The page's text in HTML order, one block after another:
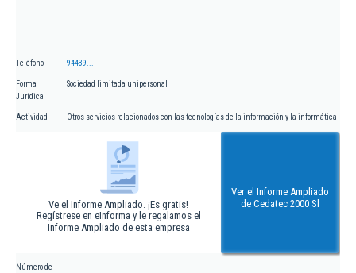
Teléfono 94439...
Forma
Jurídica
Sociedad limitada unipersonal
Actividad Otros servicios relacionados con las tecnologías de la información y la informática
Ve el Informe Ampliado. ¡Es gratis!
Regístrese en eInforma y le regalamos el
Informe Ampliado de esta empresa
Ver el Informe Ampliado
de Cedatec 2000 Sl
Número de